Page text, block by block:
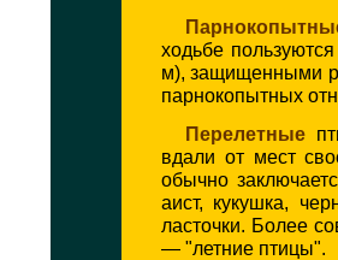
ходьбе
м), защищенными
парнокопытных
Перелетные
вдали от мест
обычно
аист, кукушка,
ласточки. Более
— "летние птицы".